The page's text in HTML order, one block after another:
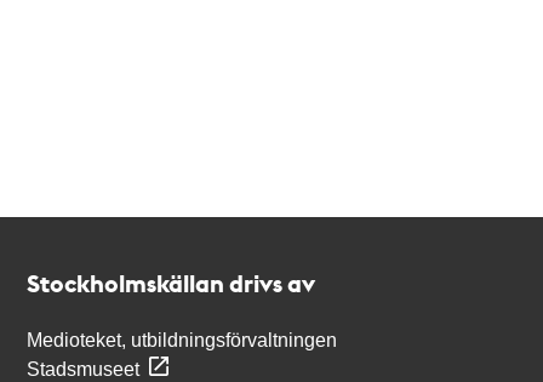
Stockholmskällan drivs av
Medioteket, utbildningsförvaltningen
Stadsmuseet